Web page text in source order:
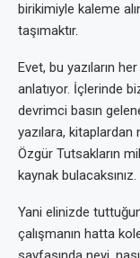
birikimiyle kaleme
taşımaktır.
Evet, bu yazıların
anlatıyor. İçlerinde
devrimci basın
yazılara, kitaplardan
Özgür Tutsakların
kaynak bulacaksınız.
Yani elinizde
çalışmanın hatta